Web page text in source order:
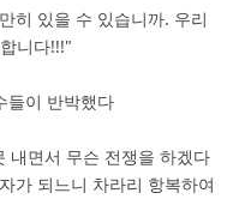
히 있을 수 있습니까. 우리
니다!!!"
들이 반박했다
내면서 무슨 전쟁을 하겠다
가 되느니 차라리 항복하여